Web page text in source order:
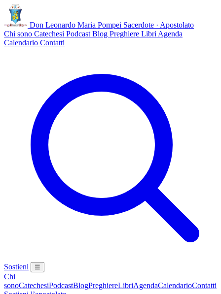
Don Leonardo Maria Pompei Sacerdote · Apostolato
Chi sono Catechesi Podcast Blog Preghiere Libri Agenda
Calendario Contatti
Sostieni ☰
Chi
sonoCatechesiPodcastBlogPreghiereLibriAgendaCalendarioContatti